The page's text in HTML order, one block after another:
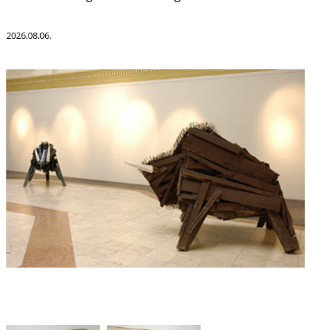
2026.08.06.